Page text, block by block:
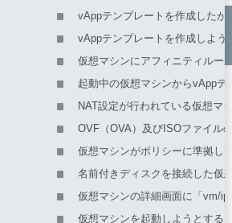
vAppテンプレートを作成したが
vAppテンプレートを作成しよう
仮想マシンにアフィニティルー
起動中の仮想マシンからvAppテ
NAT設定が行われている仮想マ
OVF（OVA）及びISOファイル
仮想マシンがポリシーに準拠し
名前付きディスクを接続した仮
仮想マシンの詳細画面に「vm/
仮想マシンを起動しようとする